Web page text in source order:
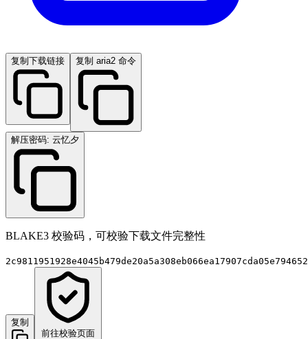
复制下载链接 复制 aria2 命令
解压密码: 云忆夕
BLAKE3 校验码，可校验下载文件完整性
复制
前往校验页面